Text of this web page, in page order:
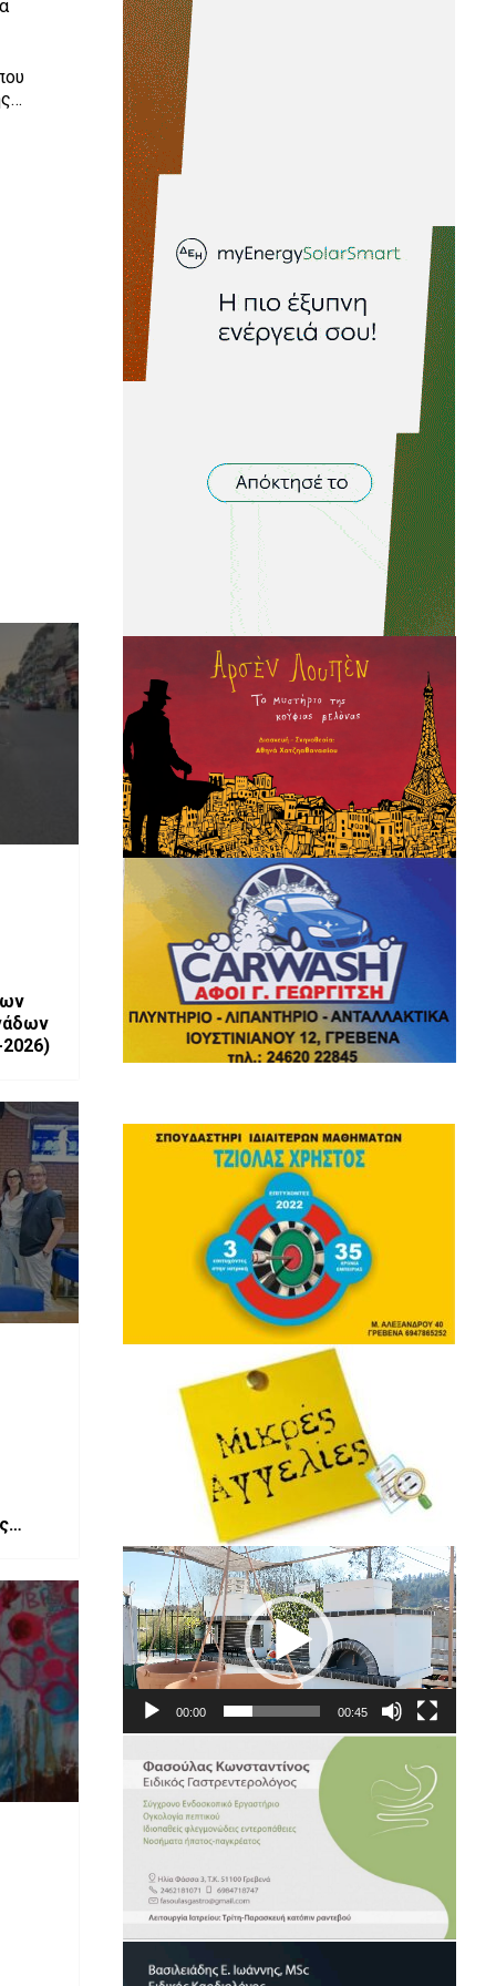
Πρόγραμμα
Αναπαραγωγής
Βίντεο
00:00 00:45